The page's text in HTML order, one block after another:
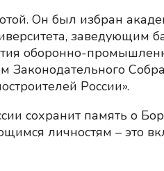
Он был избран
заведующим
оборонно-
России».
сохранит память о
личностям – это